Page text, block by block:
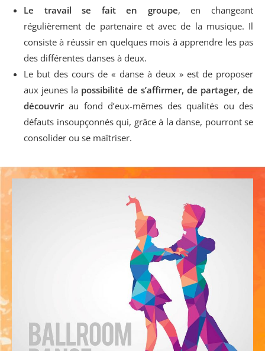
Le travail se fait en groupe, en changeant
régulièrement de partenaire et avec de la musique. Il
consiste à réussir en quelques mois à apprendre les pas
des différentes danses à deux.
Le but des cours de « danse à deux » est de proposer
aux jeunes la possibilité de s’affirmer, de partager, de
découvrirau fond d’eux-mêmes des qualités ou des
défauts insoupçonnés qui, grâce à la danse, pourront se
consolider ou se maîtriser.